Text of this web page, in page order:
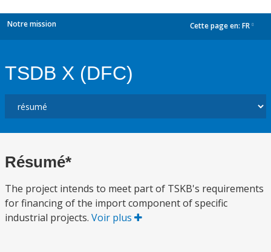
Notre mission Cette page en: FR
TSDB X (DFC)
Résumé*
The project intends to meet part of TSKB's requirements
for financing of the import component of specific
industrial projects. Voir plus